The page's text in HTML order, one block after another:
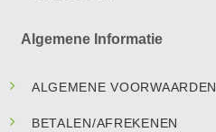
Algemene Informatie
ALGEMENE VOORWAARDEN
BETALEN/AFREKENEN